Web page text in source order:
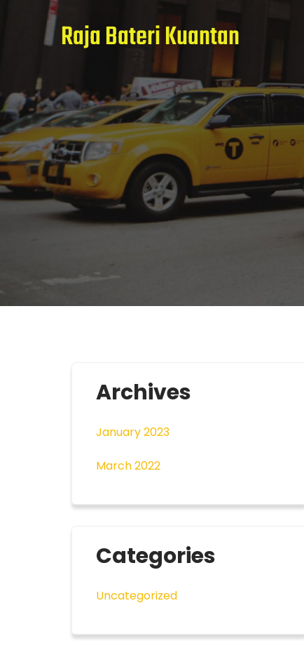
Raja Bateri Kuantan
Archives
January 2023
March 2022
Categories
Uncategorized